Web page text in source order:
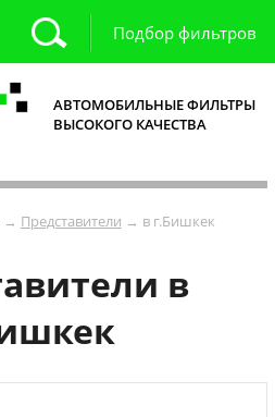
Подбор фильтров
АВТОМОБИЛЬНЫЕ ФИЛЬТРЫ
ВЫСОКОГО КАЧЕСТВА
→ Представители → в г.Бишкек
в